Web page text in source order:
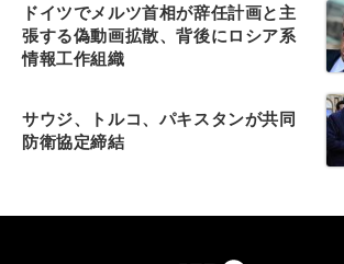
ドイツでメルツ首相が辞任計画と主
張する偽動画拡散、背後にロシア系
情報工作組織
サウジ、トルコ、パキスタンが共同
防衛協定締結